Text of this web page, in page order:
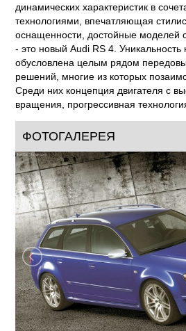
динамических характеристик в
технологиями, впечатляющая
оснащенности, достойные моделей
- это новый Audi RS 4. Уникальность
обусловлена целым рядом
решений, многие из которых
Среди них концепция двигателя с
вращения, прогрессивная
ФОТОГАЛЕРЕЯ